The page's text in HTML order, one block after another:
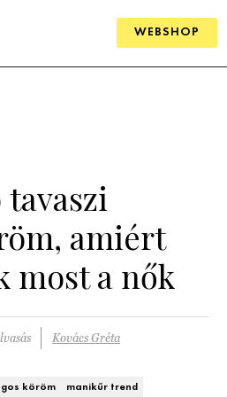
WEBSHOP
tavaszi
amiért
most a nők
Kovács Gréta
köröm
manikűr trend